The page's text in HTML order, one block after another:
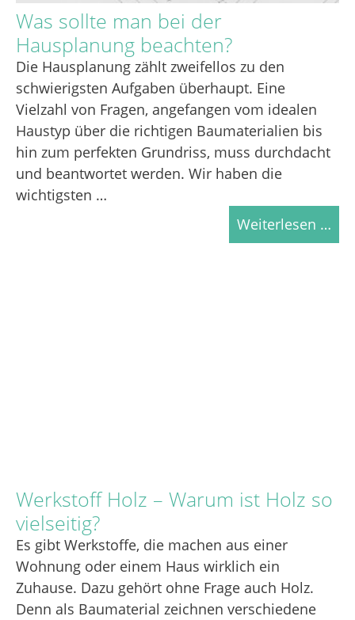
Was sollte man bei der
Hausplanung beachten?
Die Hausplanung zählt zweifellos zu den
schwierigsten Aufgaben überhaupt. Eine
Vielzahl von Fragen, angefangen vom idealen
Haustyp über die richtigen Baumaterialien bis
hin zum perfekten Grundriss, muss durchdacht
und beantwortet werden. Wir haben die
wichtigsten …
Weiterlesen …
Werkstoff Holz – Warum ist Holz so
vielseitig?
Es gibt Werkstoffe, die machen aus einer
Wohnung oder einem Haus wirklich ein
Zuhause. Dazu gehört ohne Frage auch Holz.
Denn als Baumaterial zeichnen verschiedene